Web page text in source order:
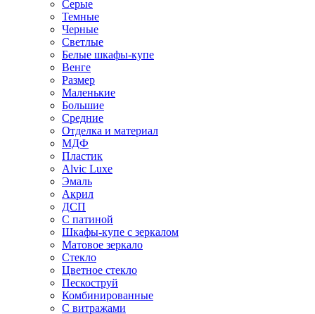
Серые
Темные
Черные
Светлые
Белые шкафы-купе
Венге
Размер
Маленькие
Большие
Средние
Отделка и материал
МДФ
Пластик
Alvic Luxe
Эмаль
Акрил
ДСП
С патиной
Шкафы-купе с зеркалом
Матовое зеркало
Стекло
Цветное стекло
Пескоструй
Комбинированные
С витражами